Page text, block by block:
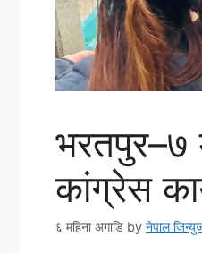
भरतपुर–७
कांग्रेस
६ महिना अगाडि by नेपाल